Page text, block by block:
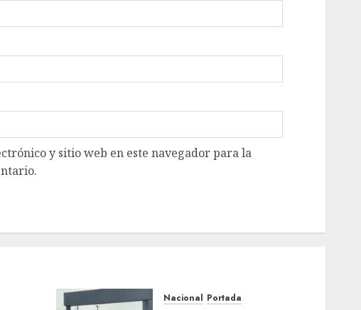
y sitio web en este navegador para la
Nacional Portada